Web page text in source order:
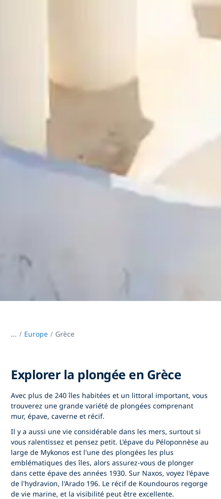
... / Europe Grèce
Explorer la plongée en Grèce
Avec plus de 240 îles habitées et un littoral important, vous
trouverez une grande variété de plongées comprenant
mur, épave, caverne et récif.
Il y a aussi une vie considérable dans les mers, surtout si
vous ralentissez et pensez petit. L'épave du Péloponnèse au
large de Mykonos est l'une des plongées les plus
emblématiques des îles, alors assurez-vous de plonger
dans cette épave des années 1930. Sur Naxos, voyez l'épave
de l'hydravion, l'Arado 196. Le récif de Koundouros regorge
de vie marine, et la visibilité peut être excellente.